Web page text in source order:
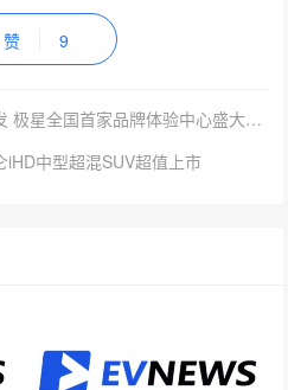
赞 9
上一篇：让一切纯粹，焕新出发 极星全国首家品牌体验中心盛大开业
中型超混SUV超值上市